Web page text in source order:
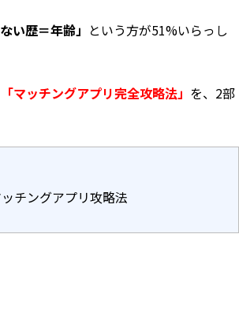
い歴＝年齢」 という方が51%いらっし
「マッチングアプリ完全攻略法」 を、2部
チングアプリ攻略法